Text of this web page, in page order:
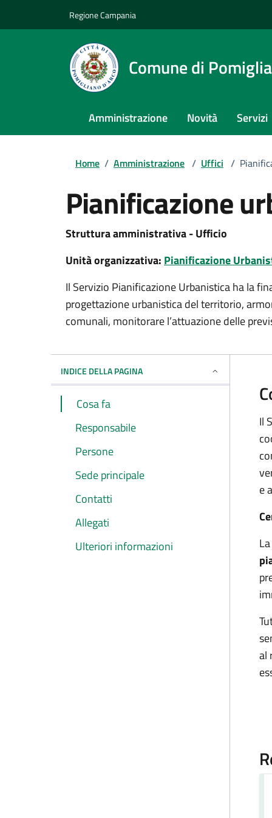
Regione Campania
Comune di
Amministrazione Novità Servizi
Home / Amministrazione / Uffici /
Pianificazione
Struttura amministrativa - Ufficio
Unità organizzativa: Pianificazione
Il Servizio Pianificazione Urbanistica ha la
progettazione urbanistica del territorio,
comunali, monitorare l’attuazione delle
INDICE DELLA PAGINA
Cosa fa
Responsabile
Persone
Sede principale
Contatti
Allegati
Ulteriori informazioni
Il
e
al